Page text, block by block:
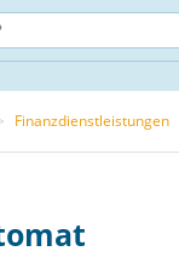
Finanzdienstleistungen